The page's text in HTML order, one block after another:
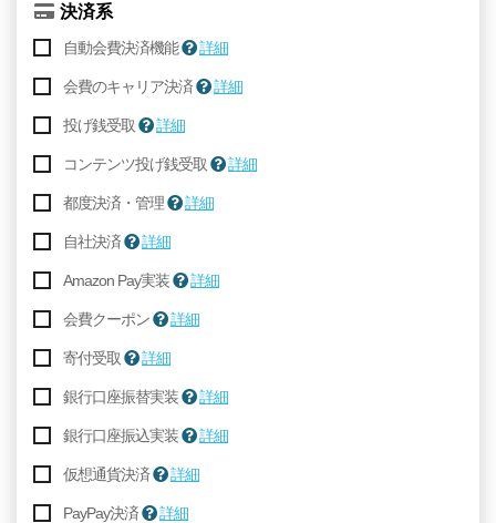
決済系
自動会費決済機能 詳細
会費のキャリア決済 詳細
投げ銭受取 詳細
コンテンツ投げ銭受取 詳細
都度決済・管理 詳細
自社決済 詳細
Amazon Pay実装 詳細
会費クーポン 詳細
寄付受取 詳細
銀行口座振替実装 詳細
銀行口座振込実装 詳細
仮想通貨決済 詳細
PayPay決済 詳細